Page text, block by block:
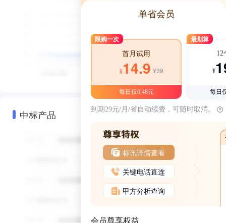
中标产品
单省会员
限购一次
首月试用
¥14.9 ¥39
每日仅0.48元
最划算
12
¥
每日
到期29元/月/省自动续费，可随时取消。
标讯详情查看
关键电话直连
甲方分析查询
会员尊享权益